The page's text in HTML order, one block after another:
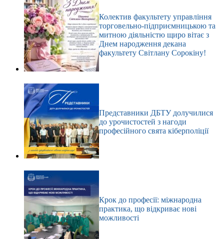
Колектив факультету управління
торговельно-підприємницькою та
митною діяльністю щиро вітає з
Днем народження декана
факультету Світлану Сорокіну!
Представники ДБТУ долучилися
до урочистостей з нагоди
професійного свята кіберполіції
Крок до професії: міжнародна
практика, що відкриває нові
можливості